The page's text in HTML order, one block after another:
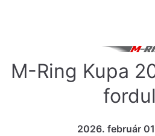
M-Ring Kupa
2026. február